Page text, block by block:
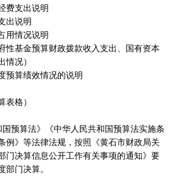
费支出说明
出说明
用情况说明
性基金预算财政拨款收入支出、国有资本
情况）
预算绩效情况的说明
表格）
预算法》《中华人民共和国预算法实施条
例》等法律法规，按照《黄石市财政局关
门决算信息公开工作有关事项的通知》要
部门决算。